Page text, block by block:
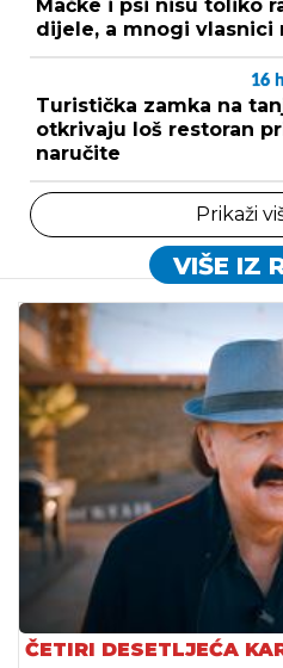
Mačke i psi nisu toliko
dijele, a mnogi vlasnici
16 h
Turistička zamka na
otkrivaju loš restoran
naručite
Prikaži
VIŠE IZ
ČETIRI DESETLJEĆA